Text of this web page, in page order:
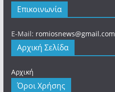
Επικοινωνία
E-Mail: romiosnews@gmail.com
Αρχική Σελίδα
Αρχική
Όροι Χρήσης